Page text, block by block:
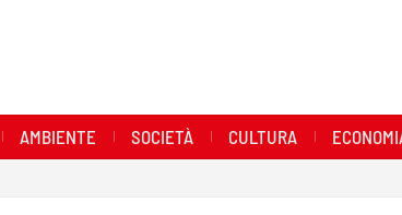
AMBIENTE SOCIETÀ CULTURA